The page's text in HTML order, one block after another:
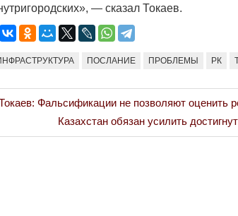
— сказал Токаев.
ПОСЛАНИЕ ПРОБЛЕМЫ РК
Фальсификации не позволяют оценить
Next
Post:
Казахстан обязан усилить